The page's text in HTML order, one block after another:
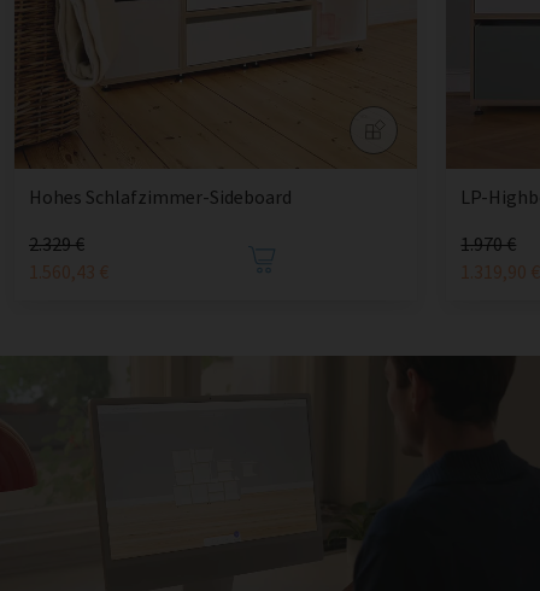
Hohes Schlafzimmer-Sideboard
2.329 €
1.560,43 €
LP-
1.970 €
1.319,90 €